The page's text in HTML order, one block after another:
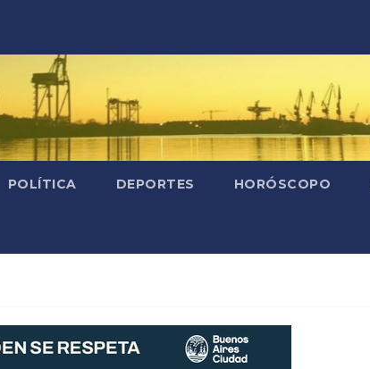
POLÍTICA DEPORTES HORÓSCOPO